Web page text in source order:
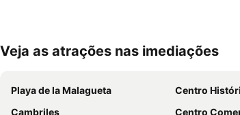
Veja as atrações nas imediações
Playa de la Malagueta Centro
Cambriles
Centro